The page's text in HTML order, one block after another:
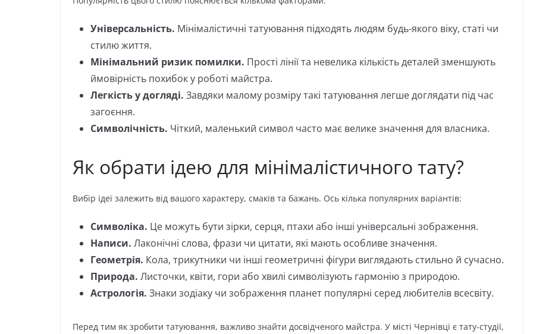
Універсальність. Мінімалістичні татуювання підходять людям будь-якого віку, статі чи
стилю життя.
Мінімальний ризик помилки. Прості лінії та невелика кількість деталей зменшують
ймовірність похибок у роботі майстра.
Легкість у догляді. Завдяки малому розміру такі татуювання легше доглядати під час
загоєння.
Символічність. Чіткий, маленький символ часто має велике значення для власника.
Як обрати ідею для мінімалістичного тату?
Вибір ідеї залежить від вашого характеру, смаків та бажань. Ось кілька популярних варіантів:
Символіка. Це можуть бути зірки, серця, птахи або інші універсальні зображення.
Написи. Лаконічні слова, фрази чи цитати, які мають особливе значення.
Геометрія. Кола, трикутники чи інші геометричні фігури виглядають стильно й сучасно.
Природа. Листочки, квіти, гори або хвилі символізують гармонію з природою.
Астрологія. Знаки зодіаку чи зображення планет популярні серед любителів всесвіту.
Перед тим як зробити татуювання, важливо знайти досвідченого майстра. У місті Чернівці є тату-студії,